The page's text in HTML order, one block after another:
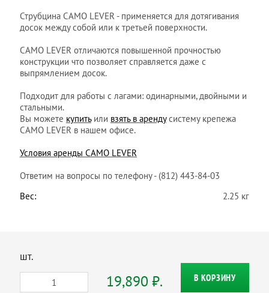
Струбцина CAMO LEVER - применяется для дотягивания
досок между собой или к третьей поверхности.
CAMO LEVER отличаются повышенной прочностью
конструкции что позволяет справляется даже с
выпрямлением досок.
Подходит для работы с лагами: одинарными, двойными и
стальными.
Вы можете купитьили взять в арендусистему крепежа
CAMO LEVER в нашем офисе.
Условия аренды CAMO LEVER
Ответим на вопросы по телефону - (812) 443-84-03
Вес:
2.25 кг
шт.
19,890 ₽. В КОРЗИНУ